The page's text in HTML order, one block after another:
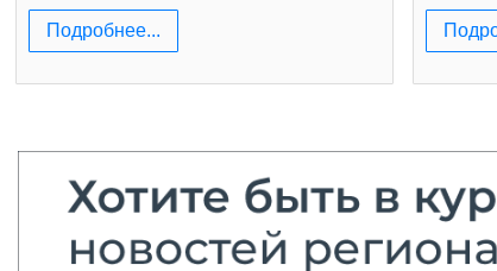
Подробнее...